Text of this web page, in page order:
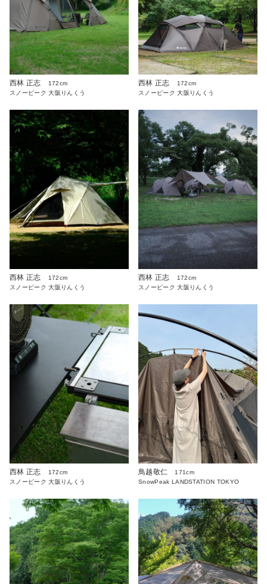
西林 正志
172cm
スノーピーク 大阪りんくう
西林 正志
172cm
スノーピーク 大阪りんくう
西林 正志
172cm
スノーピーク 大阪りんくう
西林 正志
172cm
スノーピーク 大阪りんくう
西林 正志
172cm
スノーピーク 大阪りんくう
鳥越敬仁
171cm
SnowPeak LANDSTATION TOKYO